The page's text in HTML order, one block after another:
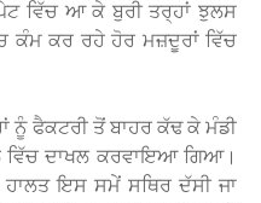
ਵਿੱਚ ਆ ਕੇ ਬੁਰੀ ਤਰ੍ਹਾਂ ਝੁਲਸ
ਕੰਮ ਕਰ ਰਹੇ ਹੋਰ ਮਜ਼ਦੂਰਾਂ ਵਿੱਚ
ਨੂੰ ਫੈਕਟਰੀ ਤੋਂ ਬਾਹਰ ਕੱਢ ਕੇ ਮੰਡੀ
ਵਿੱਚ ਦਾਖਲ ਕਰਵਾਇਆ ਗਿਆ।
ਹਾਲਤ ਇਸ ਸਮੇਂ ਸਥਿਰ ਦੱਸੀ ਜਾ